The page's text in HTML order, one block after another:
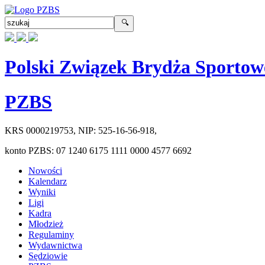
Polski Związek Brydża
PZBS
KRS 0000219753, NIP: 525-16-56-918,
konto PZBS: 07 1240 6175 1111 0000 4577 6692
Nowości
Kalendarz
Wyniki
Ligi
Kadra
Młodzież
Regulaminy
Wydawnictwa
Sędziowie